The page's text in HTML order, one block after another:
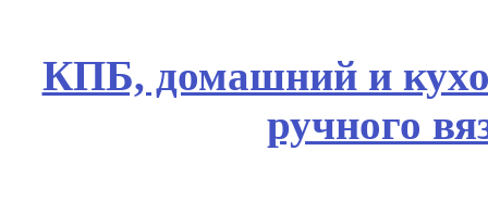
КПБ, домашний и
ручного